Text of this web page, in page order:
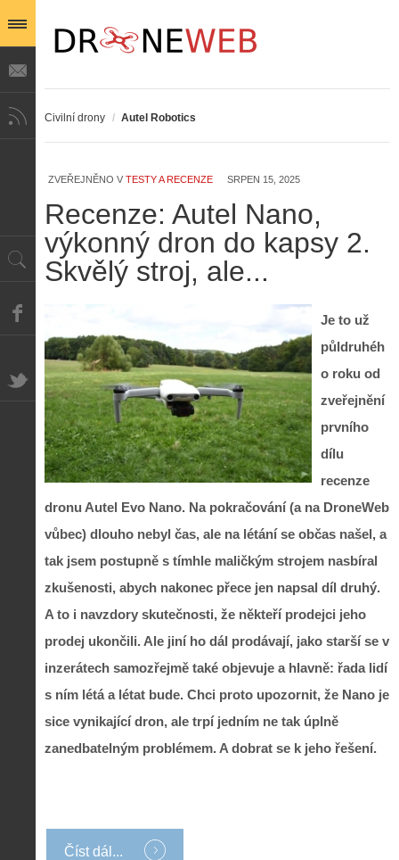
Civilní drony / Autel Robotics
ZVEŘEJNĚNO V TESTY A RECENZE SRPEN 15, 2025
Recenze: Autel Nano,
výkonný dron do kapsy 2.
Skvělý stroj, ale...
Je to už
půldruhéh
o roku od
zveřejnění
prvního
dílu
recenze
dronu Autel Evo Nano. Na pokračování (a na DroneWeb
vůbec) dlouho nebyl čas, ale na létání se občas našel, a
tak jsem postupně s tímhle maličkým strojem nasbíral
zkušenosti, abych nakonec přece jen napsal díl druhý.
A to i navzdory skutečnosti, že někteří prodejci jeho
prodej ukončili. Ale jiní ho dál prodávají, jako starší se v
inzerátech samozřejmě také objevuje a hlavně: řada lidí
s ním létá a létat bude. Chci proto upozornit, že Nano je
sice vynikající dron, ale trpí jedním ne tak úplně
zanedbatelným problémem. A dobrat se k jeho řešení.
Číst dál...